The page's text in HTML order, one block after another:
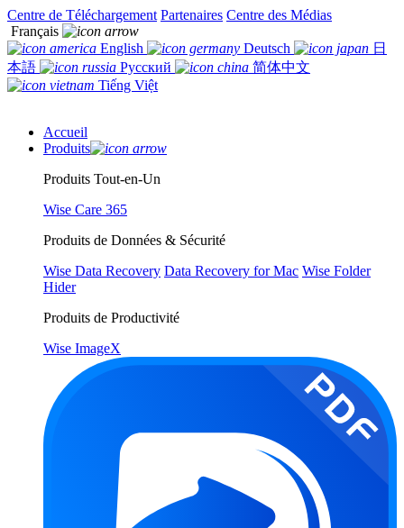
Centre de Téléchargement Partenaires Centre des Médias
Français
English
Deutsch
日
本語
Русский
简体中文
Tiếng Việt
Accueil
Produits
Produits Tout-en-Un
Wise Care 365
Produits de Données & Sécurité
Wise Data Recovery Data Recovery for Mac Wise Folder
Hider
Produits de Productivité
Wise ImageX